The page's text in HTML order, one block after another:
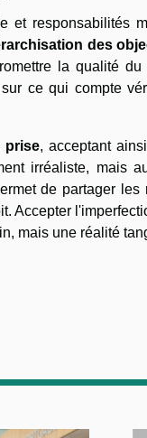
et responsabilités
des
la qualité
ce qui compte
prise, acceptant
irréaliste, mais
de partager
Accepter
mais une réalité